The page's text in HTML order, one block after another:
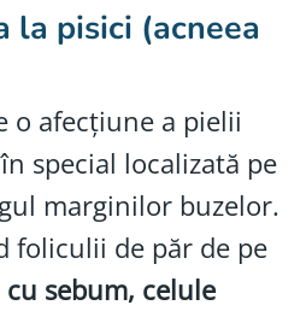
la pisici (acneea
o afecțiune a pielii
special localizată pe
marginilor buzelor.
foliculii de păr de pe
sebum, celule